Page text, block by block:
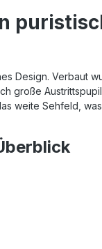
Design. Verbaut
große
weite Sehfeld,